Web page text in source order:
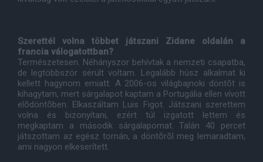
Szerettél volna többet játszani Zidane oldalán a
francia válogatottban?
Természetesen. Néhányszor behívtak a nemzeti csapatba,
de legtöbbször sérült voltam. Legalább húsz alkalmat ki
kellett hagynom emiatt. A 2006-os világbajnoki döntõt is
kihagytam, mert sárgalapot kaptam a Portugália ellen vívott
elõdöntõben. Elkaszáltam Luis Figot. Játszani szerettem
volna és bizonyítani, ezért túl izgatott lettem és
megkaptam a második sárgalapomat. Talán 40 percet
játszottam az egész tornán, a döntõrõl meg lemaradtam,
ami nagyon elkeserített.